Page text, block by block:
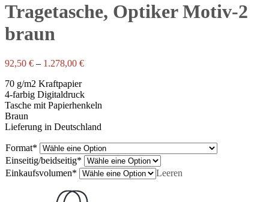
Tragetasche, Optiker Motiv-2
braun
92,50 € – 1.278,00 €
70 g/m2 Kraftpapier
4-farbig Digitaldruck
Tasche mit Papierhenkeln
Braun
Lieferung in Deutschland
Format*
Einseitig/beidseitig*
Einkaufsvolumen* Leeren